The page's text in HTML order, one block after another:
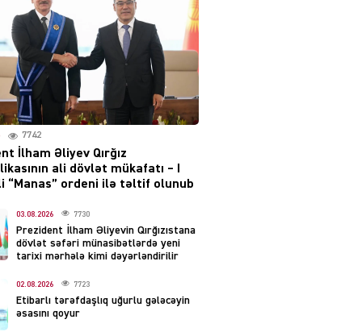
04.08.2026
Müharibə Rusiyanın belini
bükür
04.08.2026 3998
Ekranlardan uzaq qalan
məşhur aktrisanın yeni
çıxdı
04.08.2026 2162
Hüseyn Həsənov haqqında
həbs qərarı verildi –
Milyonluq əmlakı müsadirə
7742
İlham Əliyev Qırğız
ali dövlət mükafatı – I
“Manas” ordeni ilə təltif olunub
03.08.2026 7730
Prezident İlham Əliyevin Qırğızıstana
dövlət səfəri münasibətlərdə yeni
tarixi mərhələ kimi dəyərləndirilir
02.08.2026 7723
Etibarlı tərəfdaşlıq uğurlu gələcəyin
əsasını qoyur